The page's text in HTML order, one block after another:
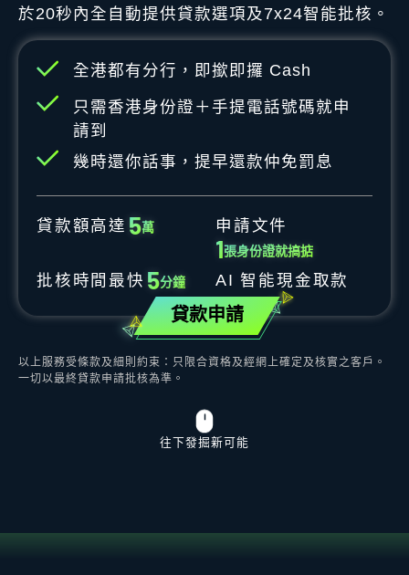
於20秒內全自動提供貸款選項及7x24智能批核。
全港都有分行，即撳即攞 Cash
只需香港身份證＋手提電話號碼就申
請到
幾時還你話事，提早還款仲免罰息
貸款額高達 5萬 申請文件
1張身份證就搞掂
批核時間最快 5分鐘 AI 智能現金取款
貸款申請
以上服務受條款及細則約束：只限合資格及經網上確定及核實之客戶。
一切以最終貸款申請批核為準。
往下發掘新可能